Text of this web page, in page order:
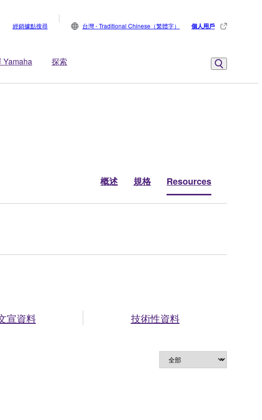
Yamaha 探索
經銷據點搜尋 台灣 - Traditional Chinese（繁體字） 個人用戶
概述 規格 Resources
宣資料 技術性資料